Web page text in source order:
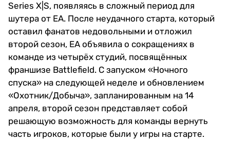
Series X|S, появляясь в сложный период для
шутера от EA. После неудачного старта, который
оставил фанатов недовольными и отложил
второй сезон, EA объявила о сокращениях в
команде из четырёх студий, посвящённых
франшизе Battlefield. С запуском «Ночного
спуска» на следующей неделе и обновлением
«Охотник/Добыча», запланированным на 14
апреля, второй сезон представляет собой
решающую возможность для команды вернуть
часть игроков, которые были у игры на старте.